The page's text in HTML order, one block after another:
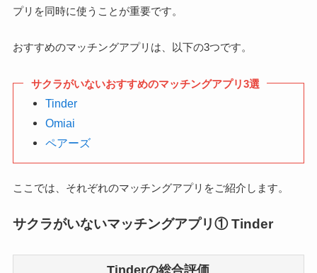
プリを同時に使うことが重要です。
おすすめのマッチングアプリは、以下の3つです。
サクラがいないおすすめのマッチングアプリ3選
Tinder
Omiai
ペアーズ
ここでは、それぞれのマッチングアプリをご紹介します。
サクラがいないマッチングアプリ① Tinder